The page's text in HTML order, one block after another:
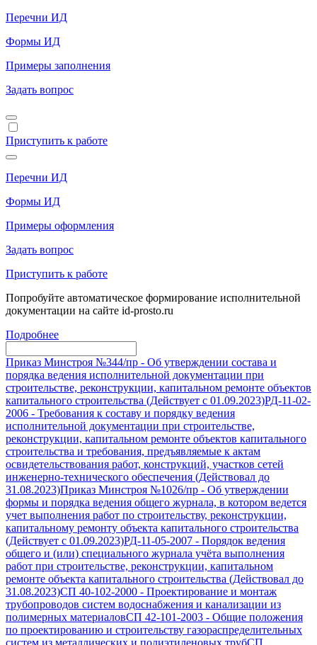
Перечни ИД
Формы ИД
Примеры заполнения
Задать вопрос
Приступить к работе
Перечни ИД
Формы ИД
Примеры оформления
Задать вопрос
Приступить к работе
Попробуйте автоматическое формирование исполнительной
документации на сайте id-prosto.ru
Подробнее
Приказ Минстроя №344/пр - Об утверждении состава и
порядка ведения исполнительной документации при
строительстве, реконструкции, капитальном ремонте объектов
капитального строительства (Действует с 01.09.2023)РД-11-02-
2006 - Требования к составу и порядку ведения
исполнительной документации при строительстве,
реконструкции, капитальном ремонте объектов капитального
строительства и требования, предъявляемые к актам
освидетельствования работ, конструкций, участков сетей
инженерно-технического обеспечения (Действовал до
31.08.2023)Приказ Минстроя №1026/пр - Об утверждении
формы и порядка ведения общего журнала, в котором ведется
учет выполнения работ по строительству, реконструкции,
капитальному ремонту объекта капитального строительства
(Действует с 01.09.2023)РД-11-05-2007 - Порядок ведения
общего и (или) специального журнала учёта выполнения
работ при строительстве, реконструкции, капитальном
ремонте объекта капитального строительства (Действовал до
31.08.2023)СП 40-102-2000 - Проектирование и монтаж
трубопроводов систем водоснабжения и канализации из
полимерных материаловСП 42-101-2003 - Общие положения
по проектированию и строительству газораспределительных
систем из металлических и полиэтиленовых трубСП